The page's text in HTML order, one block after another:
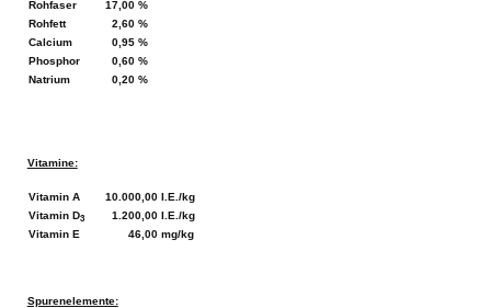
Rohfaser
17,00 %
Rohfett
2,60 %
Calcium
0,95 %
Phosphor
0,60 %
Natrium
0,20 %
Vitamine:
Vitamin A
10.000,00 I.E./kg
Vitamin D3
1.200,00 I.E./kg
Vitamin E
46,00 mg/kg
Spurenelemente: